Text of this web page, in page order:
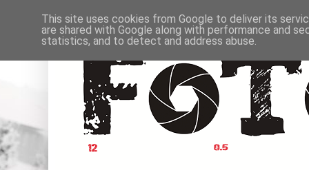
This site uses cookies from Google to deliver its
are shared with Google along with performance and
statistics, and to detect and address abuse.